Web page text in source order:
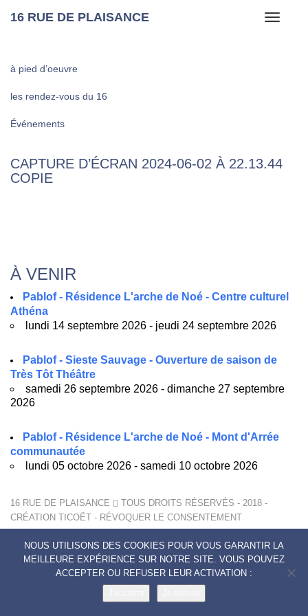
Toggle
16 RUE DE PLAISANCE
à pied d’oeuvre
les rendez-vous du 16
Événements
CAPTURE D’ÉCRAN 2024-06-02 À 22.13.44
COPIE
À VENIR
Pablof - Résidence L'arche de Noé - Centre culturel
Athéna
lundi 14 septembre 2026 - jeudi 24 septembre 2026
Pablof - Sieste Sauvage - Ouverture de saison de
Très Tôt Théâtre
samedi 26 septembre 2026 - dimanche 27 septembre
2026
Pablof - Résidence L'arche de Noé - Mont d'Arrée
communautée
lundi 05 octobre 2026 - samedi 10 octobre 2026
16 RUE DE PLAISANCE
TOUS DROITS RÉSERVÉS - 2018 -
CRÉATION TICOËT - RÉVOQUER LE CONSENTEMENT
POLITIQUE DE CONFIDENTIALITÉ
NOUS UTILISONS DES COOKIES POUR VOUS GARANTIR LA
MEILLEURE EXPÉRIENCE SUR NOTRE SITE. VOUS POUVEZ
ACCEPTER OU REFUSER LEUR ACTIVATION :